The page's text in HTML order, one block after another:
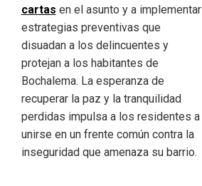
cartas en el asunto y a implementar
estrategias preventivas que
disuadan a los delincuentes y
protejan a los habitantes de
Bochalema. La esperanza de
recuperar la paz y la tranquilidad
perdidas impulsa a los residentes a
unirse en un frente común contra la
inseguridad que amenaza su barrio.